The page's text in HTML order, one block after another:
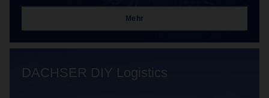
Mehr
DACHSER DIY Logistics